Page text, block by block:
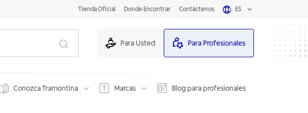
Tienda Oficial Donde Encontrar Contáctenos ES
Para Usted Para Profesionales
Conozca Tramontina Marcas Blog para profesionales